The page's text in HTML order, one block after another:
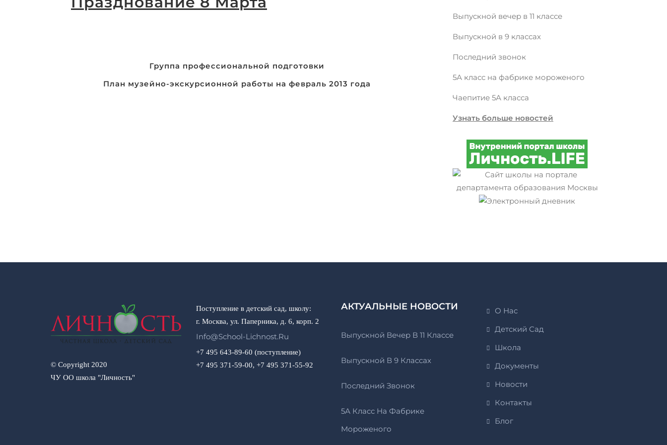
Группа профессиональной подготовки
План музейно-экскурсионной работы на февраль 2013 года
Выпускной вечер в 11 классе
Выпускной в 9 классах
Последний звонок
5А класс на фабрике мороженого
Чаепитие 5А класса
Узнать больше новостей
© Copyright 2020
ЧУ ОО школа "Личность"
Поступление в детский сад, школу:
г. Москва, ул. Паперника, д. 6, корп. 2
Info@school-Lichnost.ru
+7 495 643-89-60 (поступление)
+7 495 371-59-00, +7 495 371-55-92
АКТУАЛЬНЫЕ НОВОСТИ
Выпускной Вечер В 11 Классе
Выпускной В 9 Классах
Последний Звонок
5А Класс На Фабрике
Мороженого
О Нас
Детский Сад
Школа
Документы
Новости
Контакты
Блог